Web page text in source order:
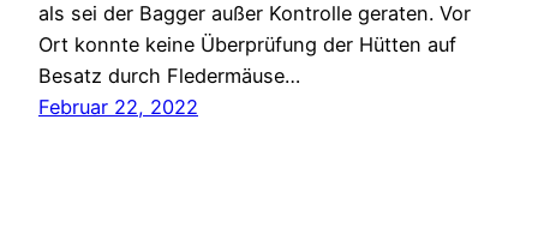
als sei der Bagger außer Kontrolle geraten. Vor
Ort konnte keine Überprüfung der Hütten auf
Besatz durch Fledermäuse…
Februar 22, 2022